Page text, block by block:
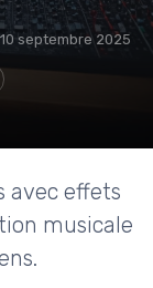
10 septembre 2025
avec effets
musicale